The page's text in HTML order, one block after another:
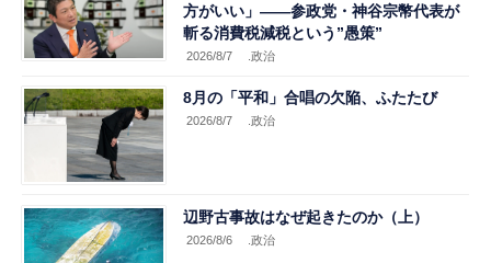
方がいい」――参政党・神谷宗幣代表が
斬る消費税減税という”愚策”
2026/8/7 .政治
8月の「平和」合唱の欠陥、ふたたび
2026/8/7 .政治
辺野古事故はなぜ起きたのか（上）
2026/8/6 .政治